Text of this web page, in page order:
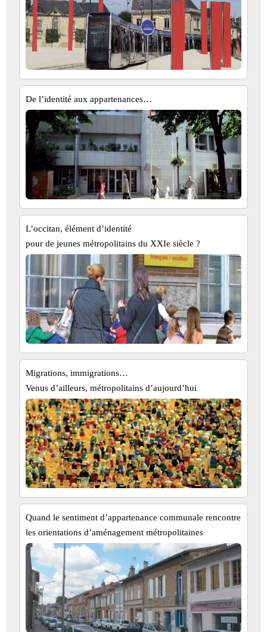
De l’identité aux appartenances…
L’occitan, élément d’identité
pour de jeunes métropolitains du XXIe siècle ?
Migrations, immigrations…
Venus d’ailleurs, métropolitains d’aujourd’hui
Quand le sentiment d’appartenance communale rencontre
les orientations d’aménagement métropolitaines